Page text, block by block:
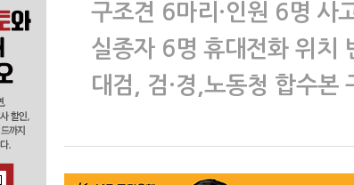
구조견 6마리·인원 6명 사
실종자 6명 휴대전화 위치
대검, 검·경,노동청 합수본